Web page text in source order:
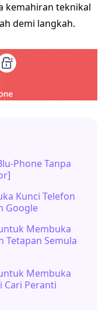
kemahiran teknikal
demi langkah.
Phone Tanpa
Kunci Telefon
Google
Membuka
Tetapan Semula
Membuka
Cari Peranti